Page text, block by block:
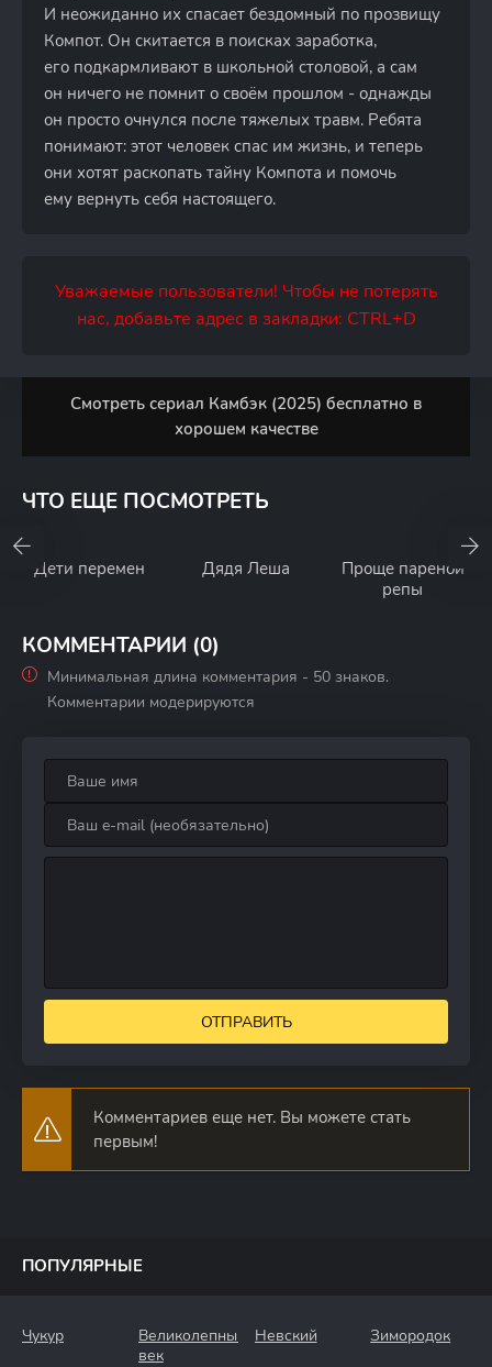
И неожиданно их спасает бездомный по прозвищу
Компот. Он скитается в поисках заработка,
его подкармливают в школьной столовой, а сам
он ничего не помнит о своём прошлом - однажды
он просто очнулся после тяжелых травм. Ребята
понимают: этот человек спас им жизнь, и теперь
они хотят раскопать тайну Компота и помочь
ему вернуть себя настоящего.
Уважаемые пользователи! Чтобы не потерять
нас, добавьте адрес в закладки: CTRL+D
Смотреть сериал Камбэк (2025) бесплатно в
хорошем качестве
ЧТО ЕЩЕ ПОСМОТРЕТЬ
Дети перемен Дядя Леша
Проще пареной
репы
КОММЕНТАРИИ (0)
Минимальная длина комментария - 50 знаков.
Комментарии модерируются
ОТПРАВИТЬ
Комментариев еще нет. Вы можете стать
первым!
ПОПУЛЯРНЫЕ
Чукур
Великолепный
век
Невский Зимородок